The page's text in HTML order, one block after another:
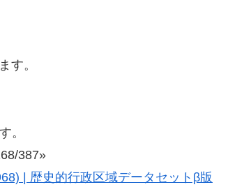
す。
。
387»
| 歴史的行政区域データセットβ版